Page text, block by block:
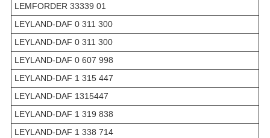
LEMFORDER 33339 01
LEYLAND-DAF 0 311 300
LEYLAND-DAF 0 311 300
LEYLAND-DAF 0 607 998
LEYLAND-DAF 1 315 447
LEYLAND-DAF 1315447
LEYLAND-DAF 1 319 838
LEYLAND-DAF 1 338 714